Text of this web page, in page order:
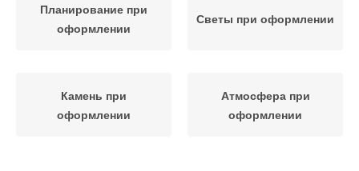
Планирование при
оформлении
Светы при оформлении
Камень при
оформлении
Атмосфера при
оформлении